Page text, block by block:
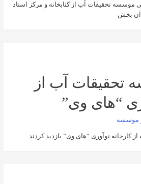
آب از کتابخانه و مرکز اسناد
آب از
وی”
“های وی” بازدید کردند.